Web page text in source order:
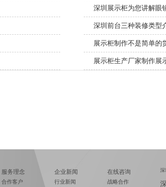
深圳展示柜为您讲解眼
深圳前台三种装修类型
展示柜制作不是简单的
展示柜生产厂家制作展
服务理念
合作客户
企业新闻
行业新闻
在线咨询
战略合作
深